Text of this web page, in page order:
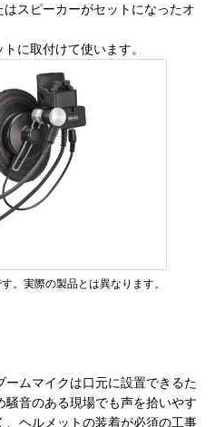
スピーカーがセットになったオ
に取付けて使います。
。実際の製品とは異なります。
ームマイクは口元に設置できるた
騒音のある現場でも声を拾いやす
、ヘルメットの装着が必須の工事